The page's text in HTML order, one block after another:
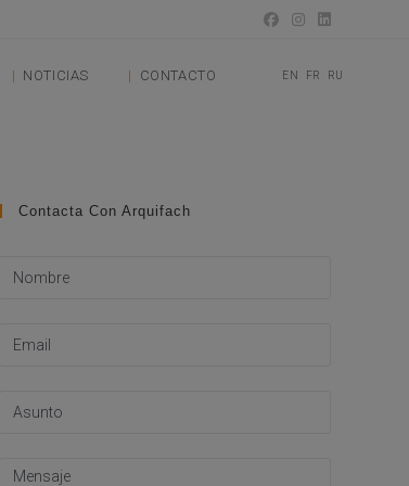
NOTICIAS CONTACTO EN FR RU
Contacta Con Arquifach